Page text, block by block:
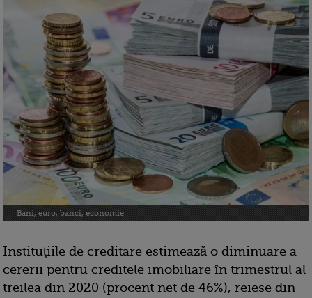
Bani, euro, banci, economie
Instituţiile de creditare estimează o diminuare a
cererii pentru creditele imobiliare în trimestrul al
treilea din 2020 (procent net de 46%), reiese din